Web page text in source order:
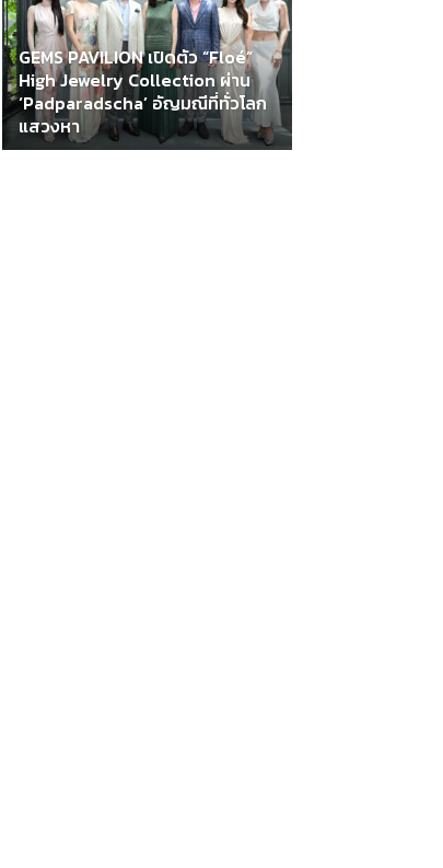
GEMS PAVILION เปิดตัว “Floé”
High Jewelry Collection ผ่าน
‘Padparadscha’ อัญมณีที่ทั่วโลก
แสวงหา